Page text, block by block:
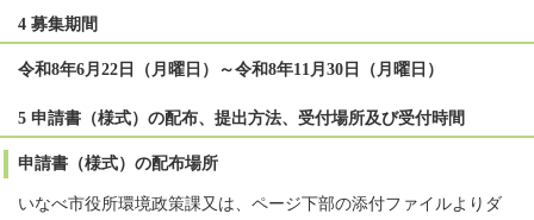
4 募集期間
令和8年6月22日（月曜日）～令和8年11月30日（月曜日）
5 申請書（様式）の配布、提出方法、受付場所及び受付時間
申請書（様式）の配布場所
いなべ市役所環境政策課又は、ページ下部の添付ファイルよりダ